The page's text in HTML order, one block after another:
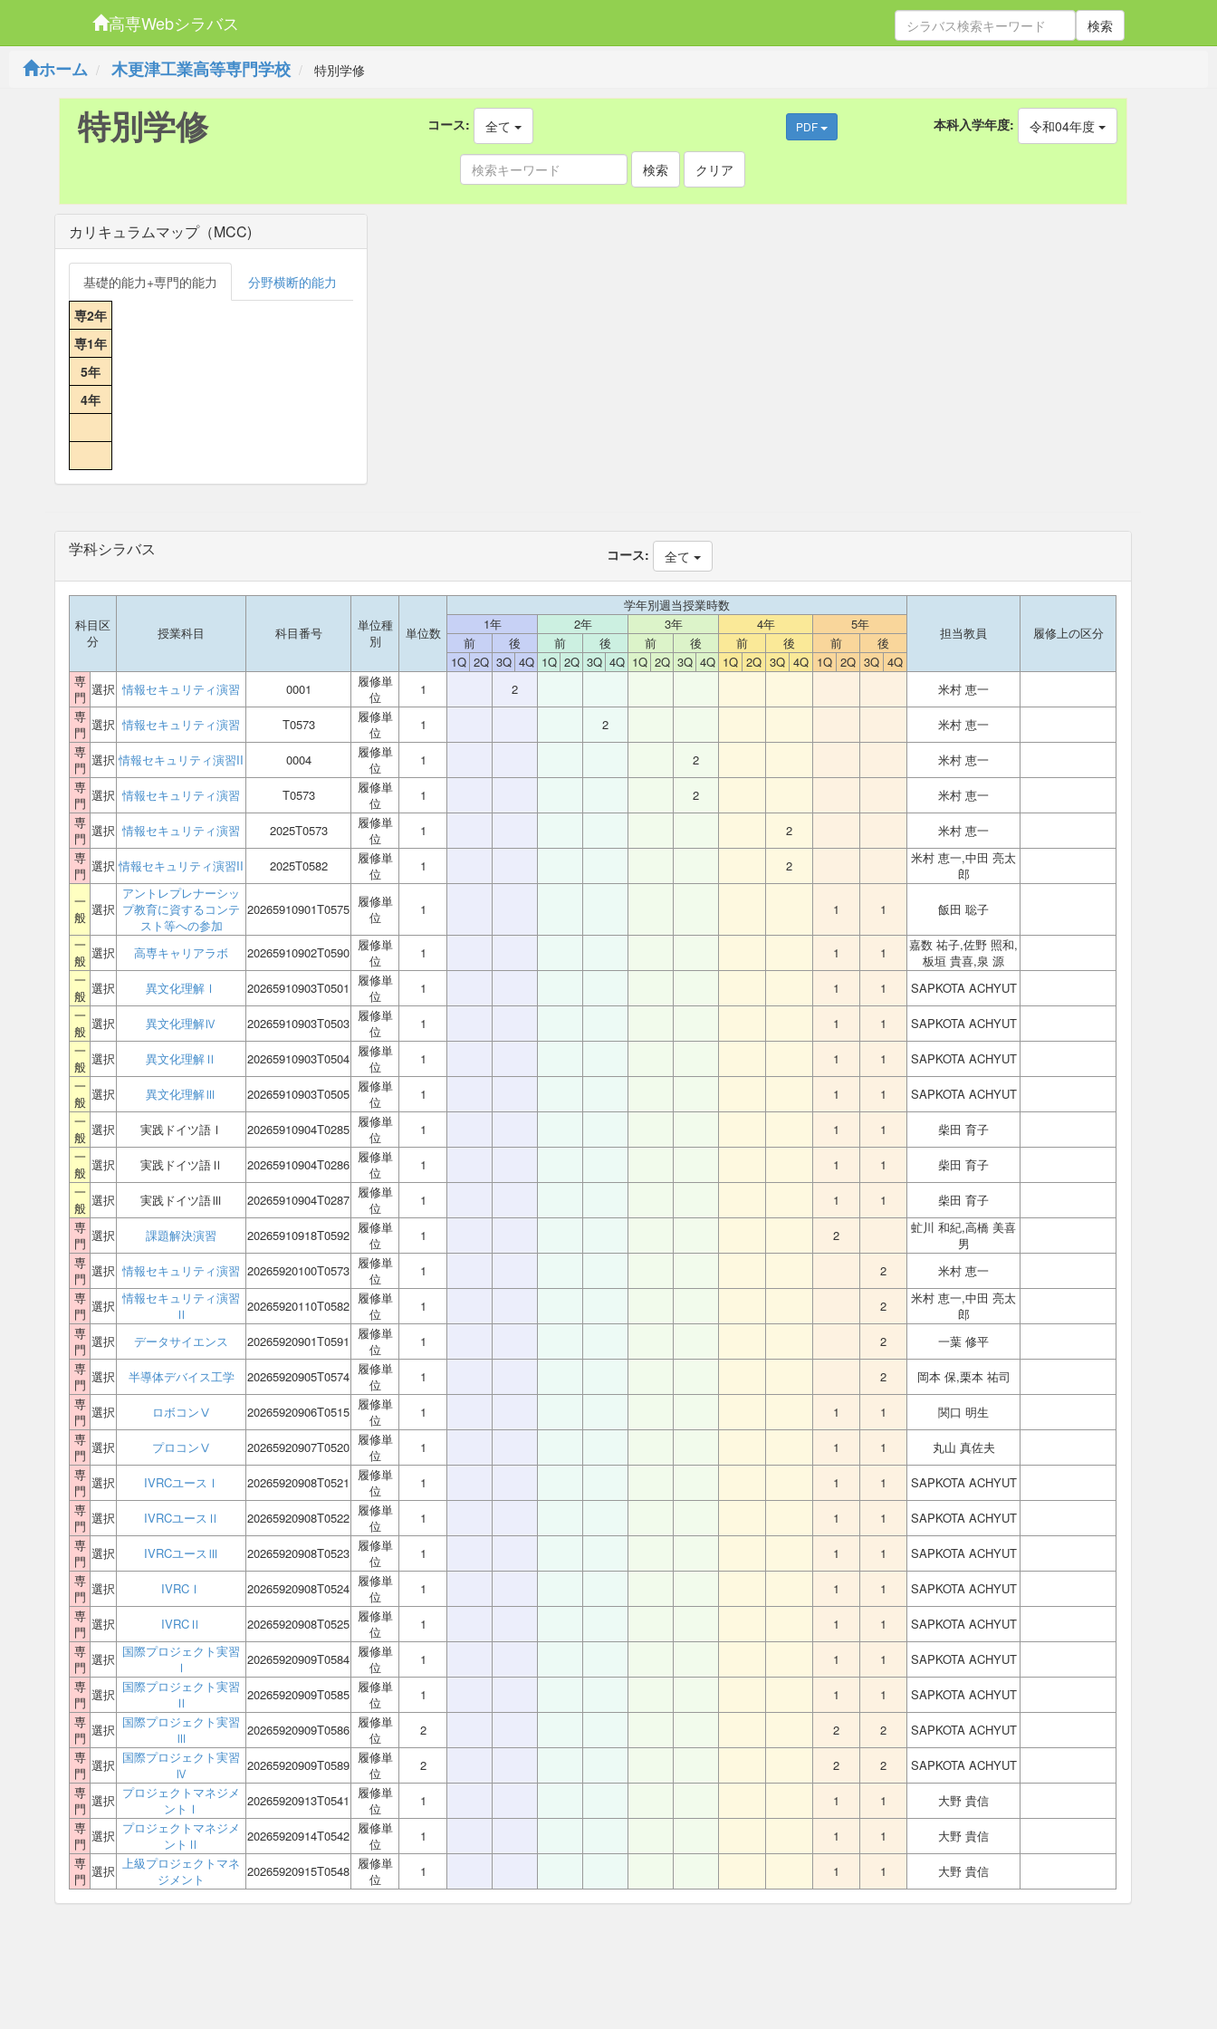
高専Webシラバス 検索
ホーム 木更津工業高等専門学校 特別学修
特別学修 コース: 全て
検索 クリア
PDF 本科入学年度: 令和04年度
カリキュラムマップ（MCC)
基礎的能力+専門的能力
分野横断的能力
専2年
専1年
5年
4年
学科シラバス コース: 全て
科目区
分
授業科目 科目番号
単位種
別
単位数
学年別週当授業時数
担当教員
履修上の区分
1年 2年 3年 4年
5年
前
後 前 後 前 後 前 後 前
後
1Q 2Q 3Q 4Q 1Q 2Q 3Q 4Q 1Q 2Q 3Q 4Q 1Q 2Q 3Q 4Q 1Q 2Q 3Q 4Q
専
門 選択 情報セキュリティ演習 0001
履修単
位
1 2
米村 恵一
専
門 選択 情報セキュリティ演習 T0573
履修単
位
1 2
米村 恵一
専
門 選択 情報セキュリティ演習II 0004
履修単
位
1 2
米村 恵一
専
門 選択 情報セキュリティ演習 T0573
履修単
位
1 2
米村 恵一
専
門 選択 情報セキュリティ演習 2025T0573
履修単
位
1 2
米村 恵一
専
門 選択 情報セキュリティ演習II 2025T0582
履修単
位
1 2
米村 恵一,中田 亮太
郎
一
般 選択
アントレプレナーシッ
プ教育に資するコンテ
スト等への参加
20265910901T0575 履修単
位
1 1 1 飯田 聡子
一
般 選択 高専キャリアラボ 20265910902T0590 履修単
位
1 1 1
嘉数 祐子,佐野 照和,
板垣 貴喜,泉 源
一
般 選択 異文化理解Ⅰ 20265910903T0501
履修単
位
1 1 1
SAPKOTA ACHYUT
一
般 選択 異文化理解Ⅳ 20265910903T0503 履修単
位
1 1 1
SAPKOTA ACHYUT
一
般 選択 異文化理解Ⅱ 20265910903T0504 履修単
位
1 1 1
SAPKOTA ACHYUT
一
般 選択 異文化理解Ⅲ 20265910903T0505 履修単
位
1 1 1
SAPKOTA ACHYUT
一
般 選択 実践ドイツ語Ⅰ 20265910904T0285 履修単
位
1 1 1
柴田 育子
一
般 選択 実践ドイツ語Ⅱ 20265910904T0286 履修単
位
1 1 1
柴田 育子
一
般 選択 実践ドイツ語Ⅲ 20265910904T0287 履修単
位
1 1 1
柴田 育子
専
門 選択 課題解決演習 20265910918T0592 履修単
位
1 2
虻川 和紀,高橋 美喜
男
専
門 選択 情報セキュリティ演習 20265920100T0573 履修単
位
1 2
米村 恵一
専
門 選択 情報セキュリティ演習
Ⅱ
20265920110T0582 履修単
位
1 2
米村 恵一,中田 亮太
郎
専
門 選択 データサイエンス 20265920901T0591
履修単
位
1 2
一葉 修平
専
門 選択 半導体デバイス工学 20265920905T0574 履修単
位
1 2
岡本 保,栗本 祐司
専
門 選択 ロボコンⅤ 20265920906T0515 履修単
位
1 1 1
関口 明生
専
門 選択 プロコンⅤ 20265920907T0520 履修単
位
1 1 1
丸山 真佐夫
専
門 選択 IVRCユースⅠ 20265920908T0521
履修単
位
1 1 1
SAPKOTA ACHYUT
専
門 選択 IVRCユースⅡ 20265920908T0522 履修単
位
1 1 1
SAPKOTA ACHYUT
専
門 選択 IVRCユースⅢ 20265920908T0523 履修単
位
1 1 1
SAPKOTA ACHYUT
専
門 選択 IVRCⅠ 20265920908T0524 履修単
位
1 1 1
SAPKOTA ACHYUT
専
門 選択 IVRCⅡ 20265920908T0525 履修単
位
1 1 1
SAPKOTA ACHYUT
専
門 選択 国際プロジェクト実習
Ⅰ
20265920909T0584 履修単
位
1 1 1
SAPKOTA ACHYUT
専
門 選択 国際プロジェクト実習
Ⅱ
20265920909T0585 履修単
位
1 1 1
SAPKOTA ACHYUT
専
門 選択 国際プロジェクト実習
Ⅲ
20265920909T0586 履修単
位
2 2 2
SAPKOTA ACHYUT
専
門 選択 国際プロジェクト実習
Ⅳ
20265920909T0589 履修単
位
2 2 2
SAPKOTA ACHYUT
専
門 選択 プロジェクトマネジメ
ントⅠ
20265920913T0541
履修単
位
1 1 1
大野 貴信
専
門 選択 プロジェクトマネジメ
ントⅡ
20265920914T0542 履修単
位
1 1 1
大野 貴信
専
門 選択 上級プロジェクトマネ
ジメント
20265920915T0548 履修単
位
1 1 1 大野 貴信